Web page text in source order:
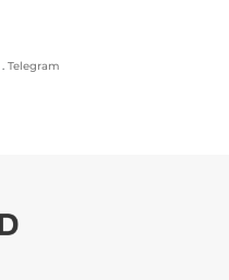
. Telegram